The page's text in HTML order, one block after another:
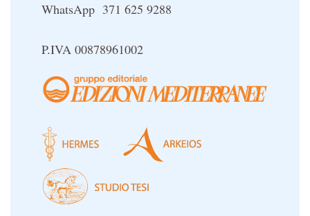
WhatsApp 371 625 9288
P.IVA 00878961002